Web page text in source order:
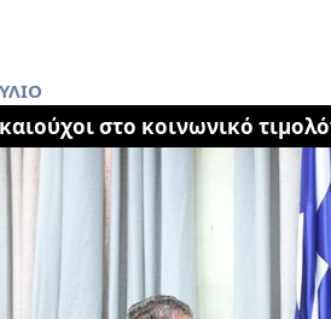
στο κοινωνικό